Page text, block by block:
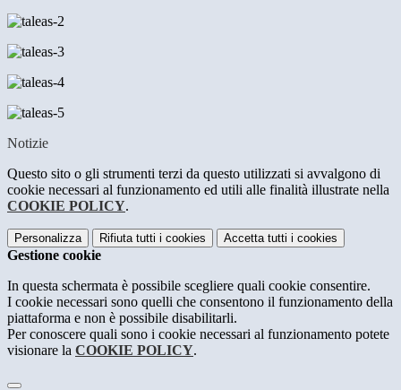
Notizie
Questo sito o gli strumenti terzi da questo utilizzati si avvalgono di
cookie necessari al funzionamento ed utili alle finalità illustrate nella
COOKIE POLICY.
Personalizza Rifiuta tutti i cookies Accetta tutti i cookies
Gestione cookie
In questa schermata è possibile scegliere quali cookie consentire.
I cookie necessari sono quelli che consentono il funzionamento della
piattaforma e non è possibile disabilitarli.
Per conoscere quali sono i cookie necessari al funzionamento potete
visionare la COOKIE POLICY.